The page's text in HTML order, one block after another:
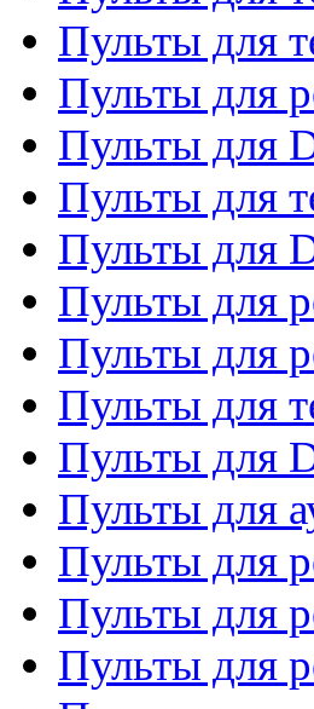
Пульты для
Пульты для
Пульты для
Пульты для
Пульты для
Пульты для
Пульты для
Пульты для
Пульты для
Пульты для
Пульты для
Пульты для
Пульты для